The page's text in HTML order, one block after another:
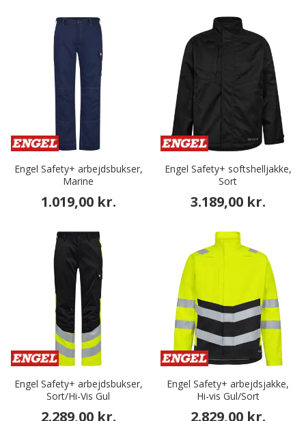
Engel Safety+ arbejdsbukser,
Marine
1.019,00 kr.
Engel Safety+ softshelljakke,
Sort
3.189,00 kr.
Engel Safety+ arbejdsbukser,
Sort/Hi-Vis Gul
2.289,00 kr.
Engel Safety+ arbejdsjakke,
Hi-vis Gul/Sort
2.829,00 kr.